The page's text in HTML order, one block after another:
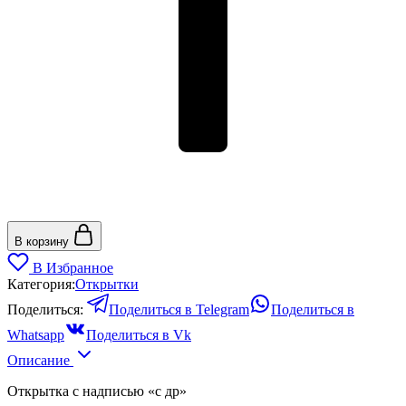
В корзину
В Избранное
Категория:Открытки
Поделиться:
Поделиться в Telegram
Поделиться в
Whatsapp
Поделиться в Vk
Описание
Открытка с надписью «с др»